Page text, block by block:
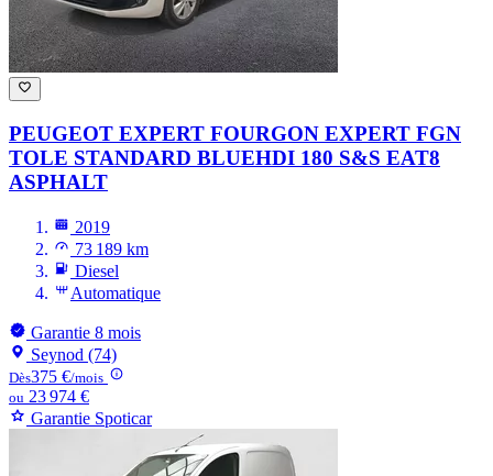
PEUGEOT EXPERT FOURGON EXPERT FGN
TOLE STANDARD BLUEHDI 180 S&S EAT8
ASPHALT
2019
73 189 km
Diesel
Automatique
Garantie 8 mois
Seynod (74)
Dès375 €/mois
ou 23 974 €
Garantie Spoticar